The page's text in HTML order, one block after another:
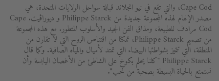
Cape Cod، والتي تقع في نيو انجلاند قبالة سواحل الولايات المتحدة، هي
مصدر الإلهام لهذه المجموعة جديدة من Philippe Starck و ديوراڨيت. Cape
Cod مرادف للطبيعة، ومذاق الفن الجيد والأسلوب المتطور. مع هذه المجموعة
من تصميم Philippe Starck، تمكنا من اقتناص الروح التي لا تقارن من
المنطقة، التي تتميز بشواطئها البيضاء التي تمتد لأميال والمياه الصافية. وكما قال
Philippe Starck "كلنا يحلم بكوخ على الشاطئ من الأغصان اليابسة وأن
نستمتع بالحياة البسيطة بصحبة من نحب".